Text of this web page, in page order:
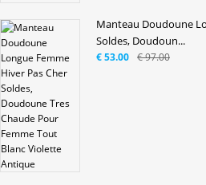
Manteau Doudoune
Soldes, Doudoun...
€ 97.00
€ 53.00